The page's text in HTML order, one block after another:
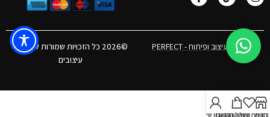
אפיון, עיצוב ופיתוח - PERFECT
©2026 כל הזכויות שמורות לטימבר
עיצובים
חנות
רשימת משאלות
עגלת הקניות
חשבון שלי